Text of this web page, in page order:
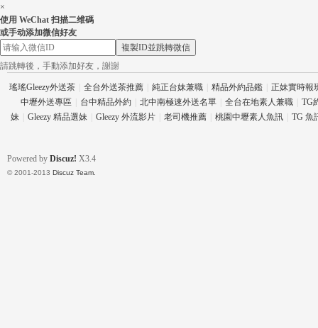
茶
交
×
使用 WeChat 扫描二维碼
或手动添加微信好友
複製ID並跳轉微信
請跳轉後，手動添加好友，謝謝
瑤瑤Gleezy外送茶 全台外送茶推薦 純正台妹兼職 精品外約品鑑
正妹實時報
中壢外送專區
台中精品外約 北中南極速外送名單 全台在地素人兼職
TG
妹
Gleezy 精品選妹 Gleezy 外流影片 老司機推薦 桃園中壢素人魚訊 TG 魚
Powered by Discuz! X3.4
© 2001-2013 Discuz Team.